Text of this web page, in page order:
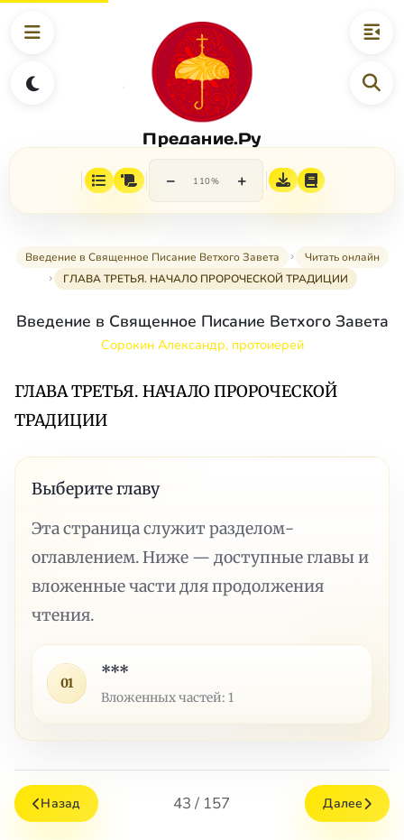
Предание.Ру
− 110% +
Введение в Священное Писание Ветхого Завета
Читать онлайн
ГЛАВА ТРЕТЬЯ. НАЧАЛО ПРОРОЧЕСКОЙ ТРАДИЦИИ
Введение в Священное Писание Ветхого Завета
Сорокин Александр, протоиерей
ГЛАВА ТРЕТЬЯ. НАЧАЛО ПРОРОЧЕСКОЙ
ТРАДИЦИИ
Выберите главу
Эта страница служит разделом-
оглавлением. Ниже — доступные главы и
вложенные части для продолжения
чтения.
01
***
Вложенных частей: 1
Назад 43 / 157 Далее